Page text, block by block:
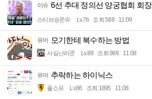
이슈 6선 추대 정의선 양궁협회 회장
스티브승준유 Lv.76 조회 588 11:09
유머 모기한테 복수하는 방법
사실난라쿤 Lv.89 조회 986 11:08
유머 추락하는 하이닉스
풀소유 Lv.86 조회 1895 11:08